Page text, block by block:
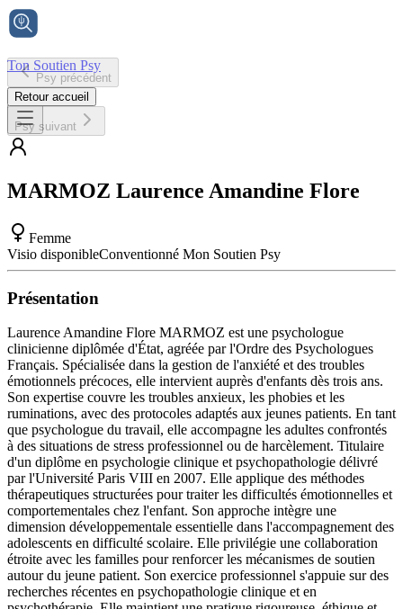
Ton Soutien Psy
Accueil
Psy précédent
Retour accueil
Psy suivant
MARMOZ Laurence Amandine Flore
Femme
Visio disponibleConventionné Mon Soutien Psy
Présentation
Laurence Amandine Flore MARMOZ est une psychologue
clinicienne diplômée d'État, agréée par l'Ordre des Psychologues
Français. Spécialisée dans la gestion de l'anxiété et des troubles
émotionnels précoces, elle intervient auprès d'enfants dès trois ans.
Son expertise couvre les troubles anxieux, les phobies et les
ruminations, avec des protocoles adaptés aux jeunes patients. En tant
que psychologue du travail, elle accompagne les adultes confrontés
à des situations de stress professionnel ou de harcèlement. Titulaire
d'un diplôme en psychologie clinique et psychopathologie délivré
par l'Université Paris VIII en 2007. Elle applique des méthodes
thérapeutiques structurées pour traiter les difficultés émotionnelles et
comportementales chez l'enfant. Son approche intègre une
dimension développementale essentielle dans l'accompagnement des
adolescents en difficulté scolaire. Elle privilégie une collaboration
étroite avec les familles pour renforcer les mécanismes de soutien
autour du jeune patient. Son exercice professionnel s'appuie sur des
recherches récentes en psychopathologie clinique et en